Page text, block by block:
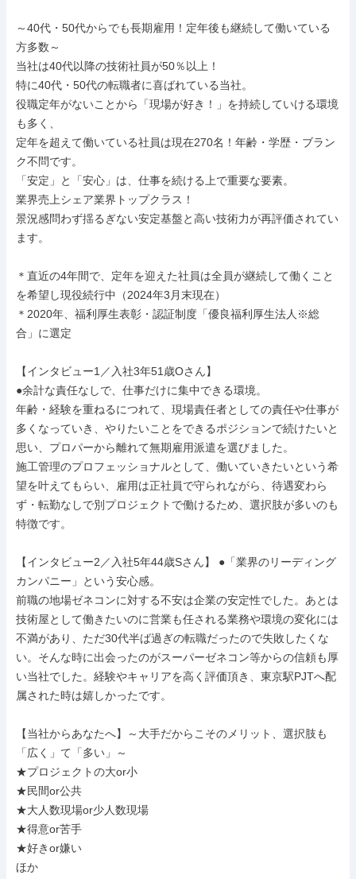
～40代・50代からでも長期雇用！定年後も継続して働いている
方多数～
当社は40代以降の技術社員が50％以上！
特に40代・50代の転職者に喜ばれている当社。
役職定年がないことから「現場が好き！」を持続していける環境
も多く、
定年を超えて働いている社員は現在270名！年齢・学歴・ブラン
ク不問です。
「安定」と「安心」は、仕事を続ける上で重要な要素。
業界売上シェア業界トップクラス！
景況感問わず揺るぎない安定基盤と高い技術力が再評価されてい
ます。
＊直近の4年間で、定年を迎えた社員は全員が継続して働くこと
を希望し現役続行中（2024年3月末現在）
＊2020年、福利厚生表彰・認証制度「優良福利厚生法人※総
合」に選定
【インタビュー1／入社3年51歳Oさん】
●余計な責任なしで、仕事だけに集中できる環境。
年齢・経験を重ねるにつれて、現場責任者としての責任や仕事が
多くなっていき、やりたいことをできるポジションで続けたいと
思い、プロパーから離れて無期雇用派遣を選びました。
施工管理のプロフェッショナルとして、働いていきたいという希
望を叶えてもらい、雇用は正社員で守られながら、待遇変わら
ず・転勤なしで別プロジェクトで働けるため、選択肢が多いのも
特徴です。
【インタビュー2／入社5年44歳Sさん】 ●「業界のリーディング
カンパニー」という安心感。
前職の地場ゼネコンに対する不安は企業の安定性でした。あとは
技術屋として働きたいのに営業も任される業務や環境の変化には
不満があり、ただ30代半ば過ぎの転職だったので失敗したくな
い。そんな時に出会ったのがスーパーゼネコン等からの信頼も厚
い当社でした。経験やキャリアを高く評価頂き、東京駅PJTへ配
属された時は嬉しかったです。
【当社からあなたへ】～大手だからこそのメリット、選択肢も
「広く」て「多い」～
★プロジェクトの大or小
★民間or公共
★大人数現場or少人数現場
★得意or苦手
★好きor嫌い
ほか